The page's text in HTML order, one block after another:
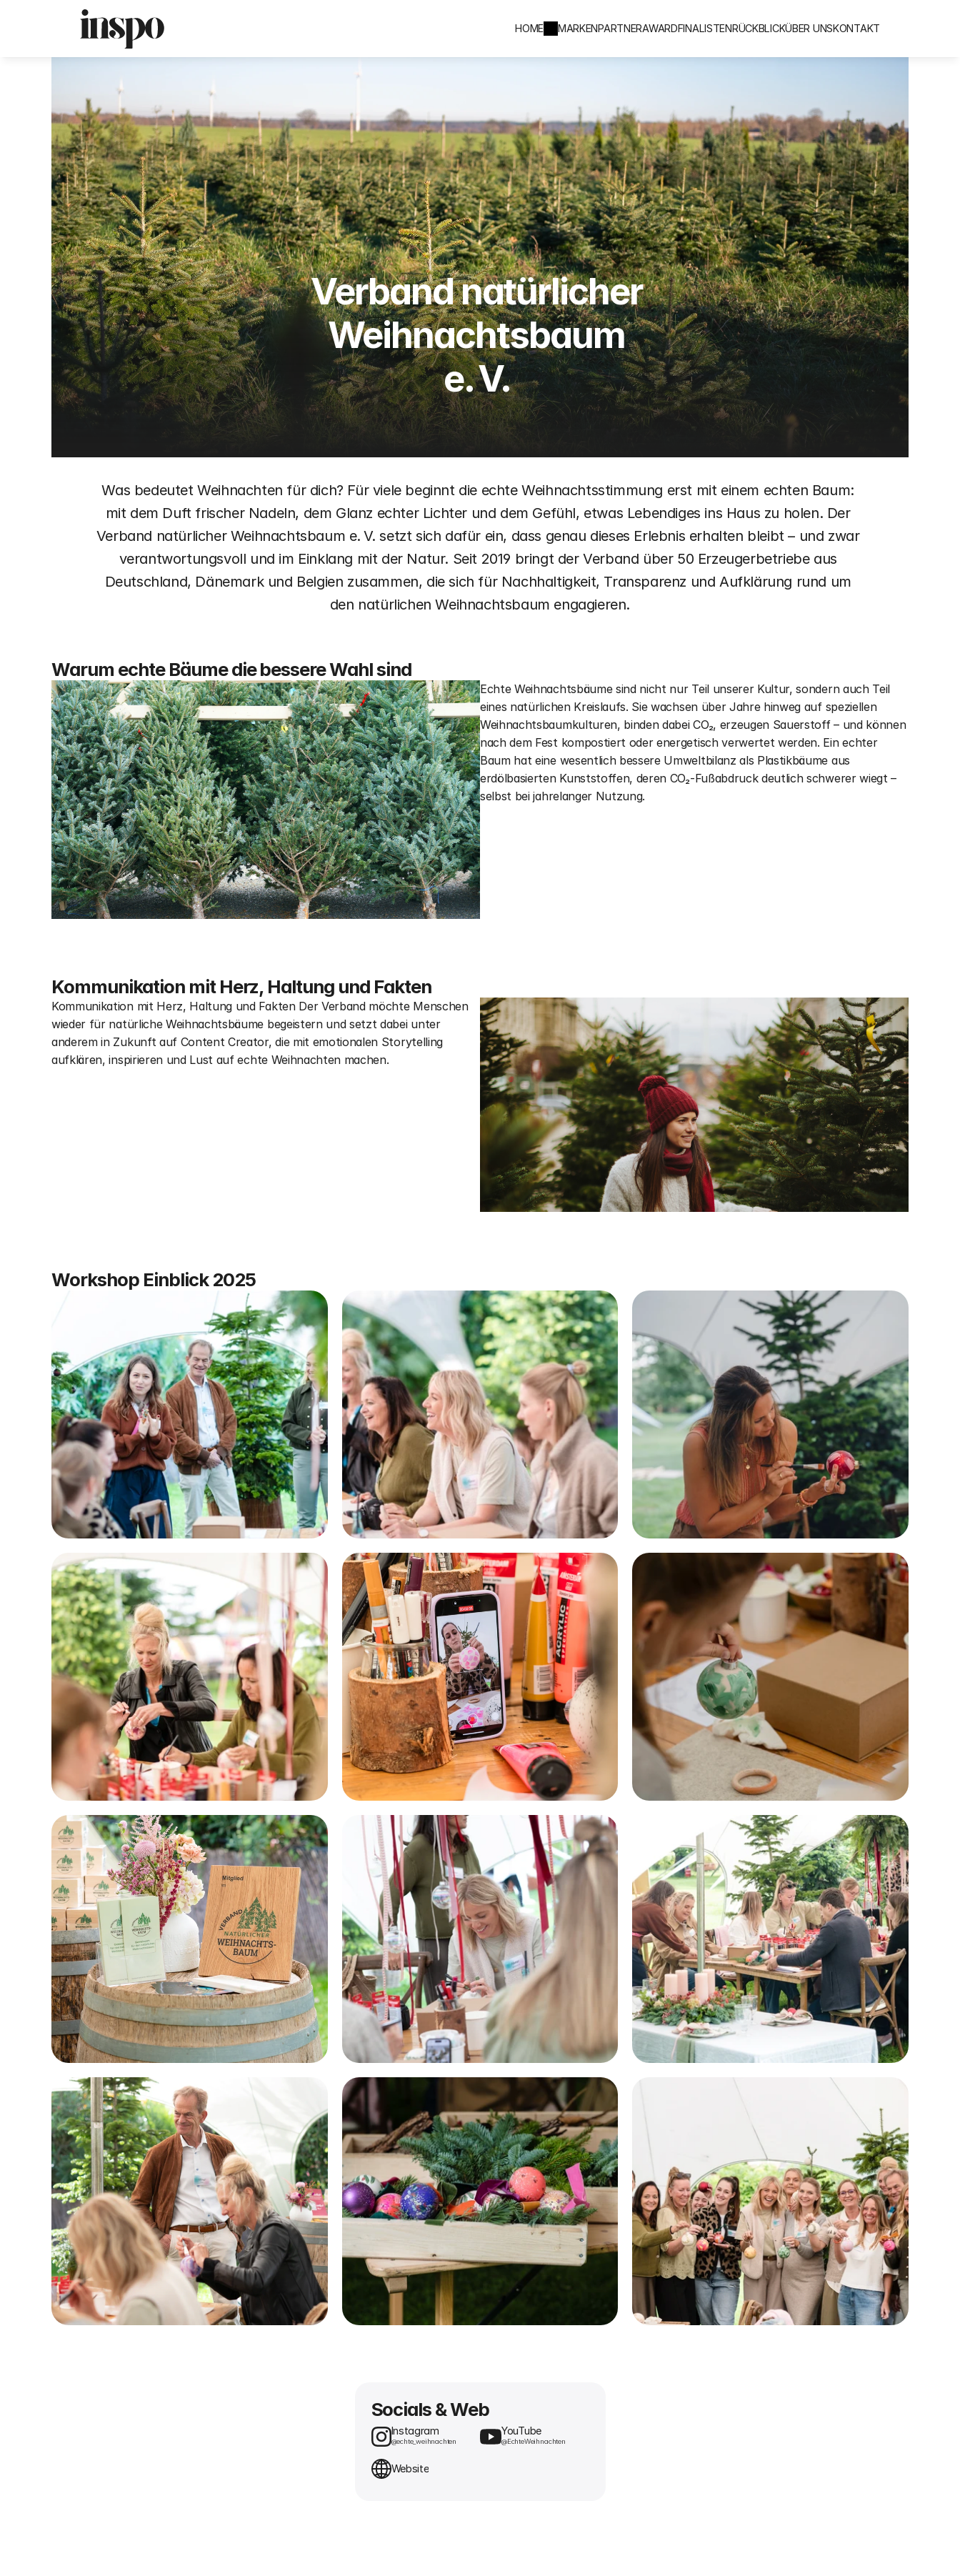
HOME MARKENPARTNERAWARDFINALISTENRÜCKBLICKÜBER UNSKONTAKT
Verband natürlicher
Weihnachtsbaum
e. V.
Was bedeutet Weihnachten für dich? Für viele beginnt die echte Weihnachtsstimmung erst mit einem echten Baum:
mit dem Duft frischer Nadeln, dem Glanz echter Lichter und dem Gefühl, etwas Lebendiges ins Haus zu holen. Der
Verband natürlicher Weihnachtsbaum e. V. setzt sich dafür ein, dass genau dieses Erlebnis erhalten bleibt – und zwar
verantwortungsvoll und im Einklang mit der Natur. Seit 2019 bringt der Verband über 50 Erzeugerbetriebe aus
Deutschland, Dänemark und Belgien zusammen, die sich für Nachhaltigkeit, Transparenz und Aufklärung rund um
den natürlichen Weihnachtsbaum engagieren.
Warum echte Bäume die bessere Wahl sind
Echte Weihnachtsbäume sind nicht nur Teil unserer Kultur, sondern auch Teil
eines natürlichen Kreislaufs. Sie wachsen über Jahre hinweg auf speziellen
Weihnachtsbaumkulturen, binden dabei CO₂, erzeugen Sauerstoff – und können
nach dem Fest kompostiert oder energetisch verwertet werden. Ein echter
Baum hat eine wesentlich bessere Umweltbilanz als Plastikbäume aus
erdölbasierten Kunststoffen, deren CO₂-Fußabdruck deutlich schwerer wiegt –
selbst bei jahrelanger Nutzung.
Kommunikation mit Herz, Haltung und Fakten
Kommunikation mit Herz, Haltung und Fakten Der Verband möchte Menschen
wieder für natürliche Weihnachtsbäume begeistern und setzt dabei unter
anderem in Zukunft auf Content Creator, die mit emotionalen Storytelling
aufklären, inspirieren und Lust auf echte Weihnachten machen.
Workshop Einblick 2025
Socials & Web
Instagram
@echte_weihnachten
YouTube
@EchteWeihnachten
Website